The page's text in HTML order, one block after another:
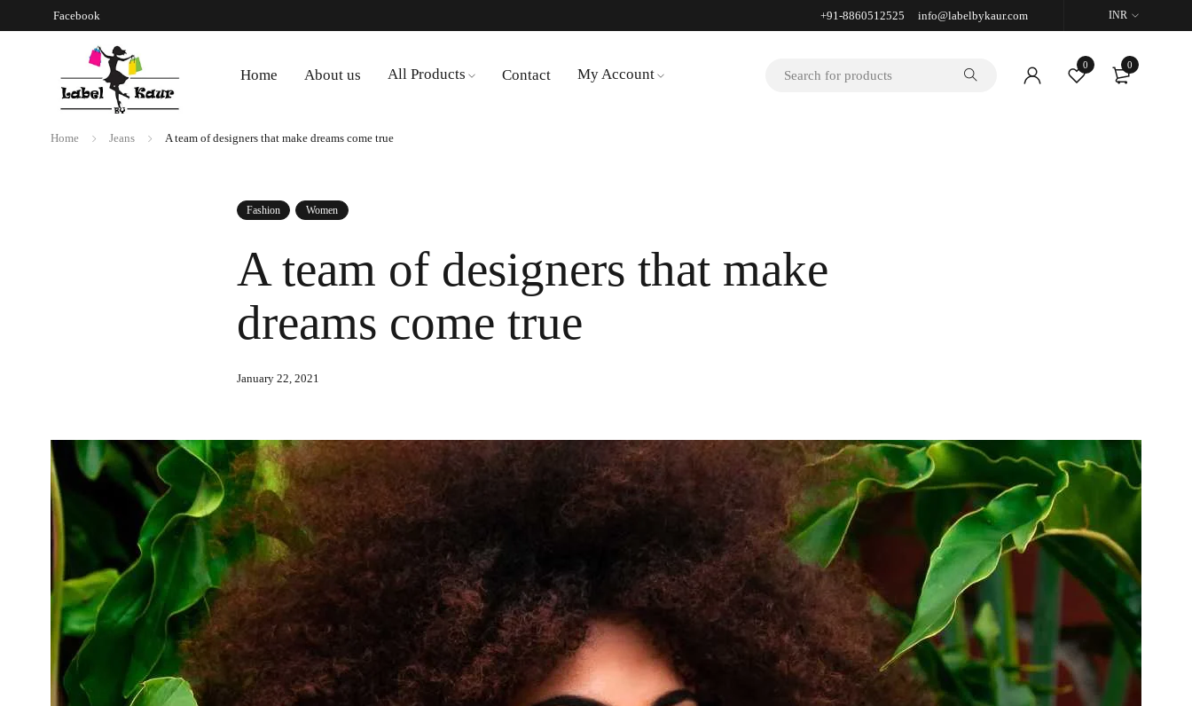
Facebook +91-8860512525 info@labelbykaur.com INR
Home About us All Products Contact My Account
0 0
Home Jeans A team of designers that make dreams come true
Fashion Women
A team of designers that make
dreams come true
January 22, 2021